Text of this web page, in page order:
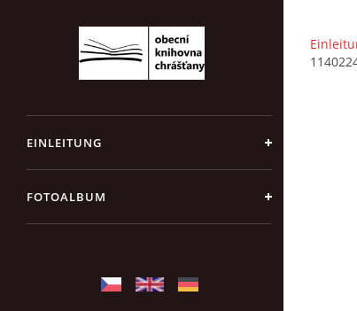
EINLEITUNG
FOTOALBUM